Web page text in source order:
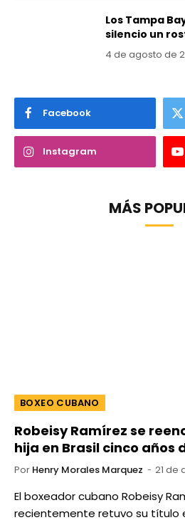
Los Tampa
silencio un
4 de agosto de
Facebook
Instagram
MÁS
BOXEO CUBANO
Robeisy Ramírez se
hija en Brasil cinco años
Por Henry Morales Marquez 21 de
El boxeador cubano Robeisy
recientemente retuvo su título